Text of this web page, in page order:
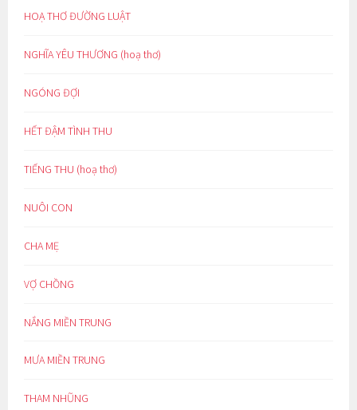
HOẠ THƠ ĐƯỜNG LUẬT
NGHĨA YÊU THƯƠNG (hoạ thơ)
NGÓNG ĐỢI
HẾT ĐẬM TÌNH THU
TIẾNG THU (hoạ thơ)
NUÔI CON
CHA MẸ
VỢ CHỒNG
NẮNG MIỀN TRUNG
MƯA MIỀN TRUNG
THAM NHŨNG